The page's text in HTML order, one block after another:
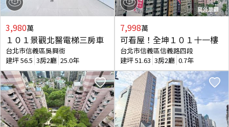
3,980萬
１０１景觀北醫電梯三房車
台北市信義區吳興街
建坪56.5 3房2廳 25.0年
7,998萬
可看屋！全坤１０１十一樓
台北市信義區信義路四段
建坪51.63 3房2廳 0.7年